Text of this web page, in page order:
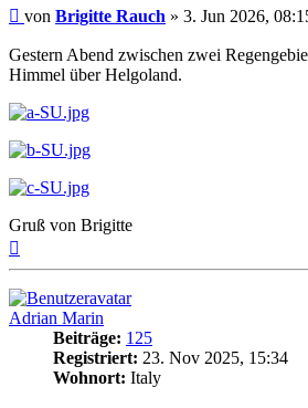
Beitrag
von Brigitte Rauch » 3. Jun 2026,
Gestern Abend zwischen zwei
Himmel über Helgoland.
Gruß von Brigitte
oben
Adrian Marin
Beiträge: 125
Registriert: 23. Nov 2025, 15:34
Wohnort: Italy